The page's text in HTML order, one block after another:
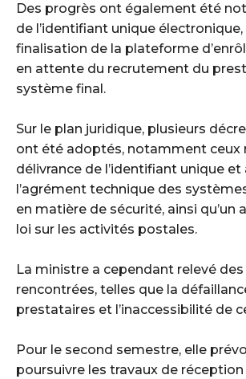
‎Des progrès ont également été
de l’identifiant unique électronique,
finalisation de la plateforme
en attente du recrutement du
système final.
‎Sur le plan juridique, plusieurs
ont été adoptés, notamment ceux
délivrance de l’identifiant unique
l’agrément technique des
en matière de sécurité, ainsi qu’un
loi sur les activités postales.
‎La ministre a cependant relevé
rencontrées, telles que la
prestataires et l’inaccessibilité de
‎Pour le second semestre, elle
poursuivre les travaux de